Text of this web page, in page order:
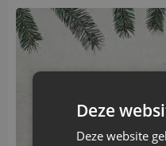
Deze
Deze website